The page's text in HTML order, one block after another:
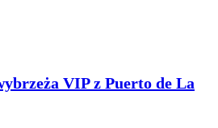
VIP z Puerto de La